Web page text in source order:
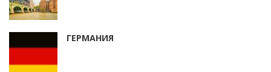
ГЕРМАНИЯ